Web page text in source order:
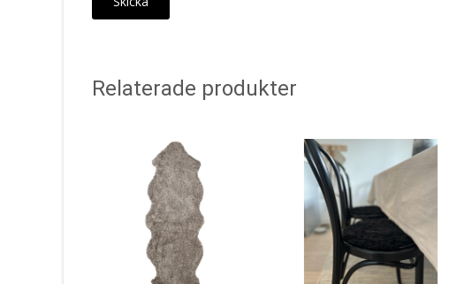
Relaterade produkter